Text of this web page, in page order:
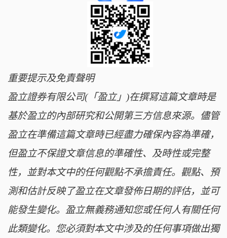
重要提示及免責聲明
盈立證券有限公司(「盈立」)在撰冩這篇文章時是
基於盈立的內部研究和公開第三方信息來源。儘管
盈立在準備這篇文章時已經盡力確保內容為準確，
但盈立不保證文章信息的準確性、及時性或完整
性，並對本文中的任何觀點不承擔責任。觀點、預
測和估計反映了盈立在文章發佈日期的評估，並可
能發生變化。盈立無義務通知您或任何人有關任何
此類變化。您必須對本文中涉及的任何事項做出獨